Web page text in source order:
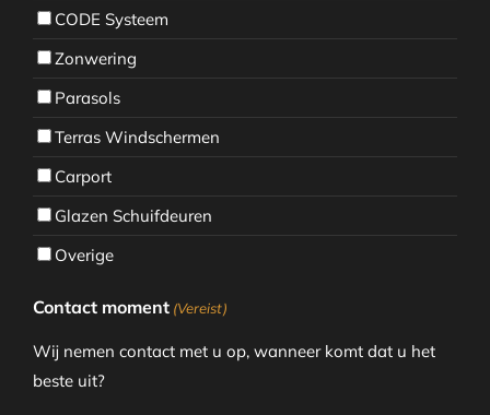
CODE Systeem
Zonwering
Parasols
Terras Windschermen
Carport
Glazen Schuifdeuren
Overige
Contact moment (Vereist)
Wij nemen contact met u op, wanneer komt dat u het
beste uit?